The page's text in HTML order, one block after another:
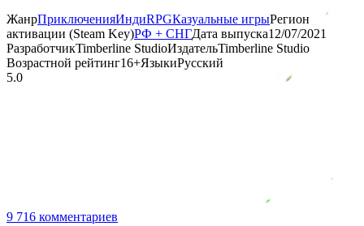
ЖанрПриключенияИндиRPGКазуальные игрыРегион
активации (Steam Key)РФ + СНГДата выпуска12/07/2021
РазработчикTimberline StudioИздательTimberline Studio
Возрастной рейтинг16+ЯзыкиРусский
5.0
9 716 комментариев